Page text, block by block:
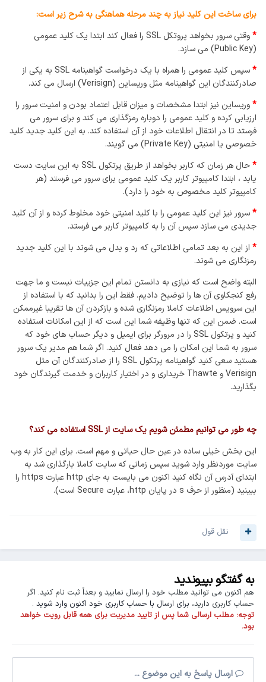
برای ساخت این کلید نیاز به چند مرحله هماهنگی به شرح زیر است:
*
وقتی سرور بخواهد پروتکل SSL را فعال کند ابتدا یک کلید عمومی
(Public Key) می سازد.
*
سپس کلید عمومی را همراه با یک درخواست گواهینامه SSL به یکی از
صادرکنندگان این گواهینامه مثل وریساین (Verisign) ارسال می کند.
*وریساین نیز ابتدا مشخصات و میزان قابل اعتماد بودن و امنیت سرور را
ارزیابی کرده و کلید عمومی را دوباره رمزگذاری می کند و برای سرور می
فرستد تا در انتقال اطلاعات خود از آن استفاده کند. به این کلید جدید کلید
خصوصی یا امنیتی (Private Key) می گویند.
*
حال هر زمان که کاربر بخواهد از طریق پرتکول SSL به این سایت دست
یابد ، ابتدا کامپیوتر کاربر یک کلید عمومی برای سرور می فرستد (هر
کامپیوتر کلید مخصوص به خود را دارد).
*سرور نیز این کلید عمومی را با کلید امنیتی خود مخلوط کرده و از آن کلید
جدیدی می سازد سپس آن را به کامپیوتر کاربر می فرستد.
*از این به بعد تمامی اطلاعاتی که رد و بدل می شوند با این کلید جدید
رمزنگاری می شوند.
البته واضح است که نیازی به دانستن تمام این جزییات نیست و ما جهت
رفع کنجکاوی آن ها را توضیح دادیم. فقط این را بدانید که با استفاده از
این سرویس اطلاعات کاملا رمزنگاری شده و بازکردن آن ها تقریبا غیرممکن
است. ضمن این که تنها وظیفه شما این است که از این امکانات استفاده
کنید و پرتکول SSL را در مرورگر برای ایمیل و دیگر حساب های خود که
سرور به شما این امکان را می دهد فعال کنید. اگر شما هم مدیر یک سرور
هستید سعی کنید گواهینامه پرتکول SSL را از صادرکنندگان آن مثل
Verisign و Thawte خریداری و در اختیار کاربران و خدمت گیرندگان خود
بگذارید.
چه طور می توانیم مطمئن شویم یک سایت از SSL استفاده می کند؟
این بخش خیلی ساده در عین حال حیاتی و مهم است. برای این کار به وب
سایت موردنظر وارد شوید سپس زمانی که سایت کاملا بارگذاری شد به
ابتدای آدرس آن نگاه کنید اکنون می بایست به جای http عبارت https را
ببینید (منظور از حرف s در پایان http، عبارت Secure است).
نقل قول
به گفتگو بپیوندید
هم اکنون می توانید مطلب خود را ارسال نمایید و بعداً ثبت نام کنید. اگر
حساب کاربری دارید، برای ارسال با حساب کاربری خود اکنون وارد شوید.
توجه: مطلب ارسالی شما پس از تایید مدیریت برای همه قابل رویت خواهد
بود.
ارسال پاسخ به این موضوع ...